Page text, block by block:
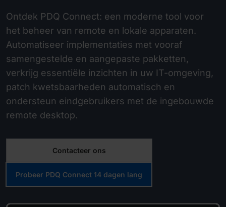
Ontdek PDQ Connect: een moderne tool voor
het beheer van remote en lokale apparaten.
Automatiseer implementaties met vooraf
samengestelde en aangepaste pakketten,
verkrijg essentiële inzichten in uw IT-omgeving,
patch kwetsbaarheden automatisch en
ondersteun eindgebruikers met de ingebouwde
remote desktop.
Contacteer ons
Probeer PDQ Connect 14 dagen lang